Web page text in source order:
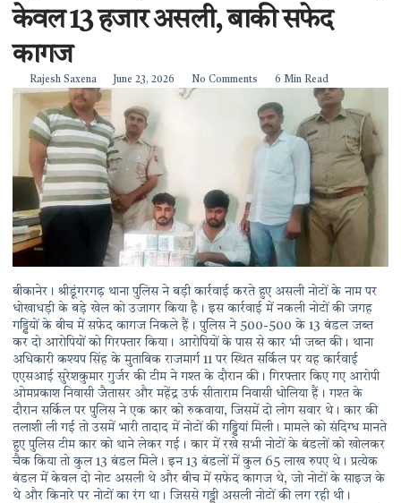
केवल 13 हजार असली, बाकी सफेद
कागज
Rajesh Saxena June 23, 2026 No Comments 6 Min Read
बीकानेर। श्रीडूंगरगढ़ थाना पुलिस ने बड़ी कार्रवाई करते हुए असली नोटों के नाम पर
धोखाधड़ी के बड़े खेल को उजागर किया है। इस कार्रवाई में नकली नोटों की जगह
गड्डियों के बीच में सफेद कागज निकले हैं। पुलिस ने 500-500 के 13 बंडल जब्त
कर दो आरोपियों को गिरफ्तार किया। आरोपियों के पास से कार भी जब्त की। थाना
अधिकारी कश्यप सिंह के मुताबिक राजमार्ग 11 पर स्थित सर्किल पर यह कार्रवाई
एएसआई सुरेशकुमार गुर्जर की टीम ने गश्त के दौरान की। गिरफ्तार किए गए आरोपी
ओमप्रकाश निवासी जैतासर और महेंद्र उर्फ सीताराम निवासी धोलिया हैं। गश्त के
दौरान सर्किल पर पुलिस ने एक कार को रुकवाया, जिसमें दो लोग सवार थे। कार की
तलाशी ली गई तो उसमें भारी तादाद में नोटों की गड्डियां मिली। मामले को संदिग्ध मानते
हुए पुलिस टीम कार को थाने लेकर गई। कार में रखे सभी नोटों के बंडलों को खोलकर
चैक किया तो कुल 13 बंडल मिले। इन 13 बंडलों में कुल 65 लाख रुपए थे। प्रत्येक
बंडल में केवल दो नोट असली थे और बीच में सफेद कागज थे, जो नोटों के साइज के
थे और किनारे पर नोटों का रंग था। जिससे गड्डी असली नोटों की लग रही थी।